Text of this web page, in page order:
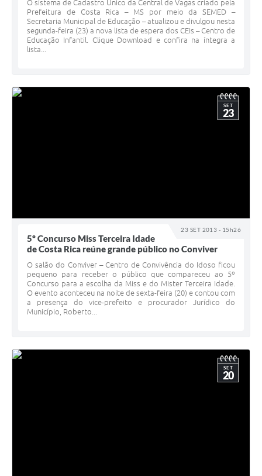
O sistema de Cadastro Único da Central de Vagas criado pela
Prefeitura de Costa Rica – MS por meio da SEMED –
Secretaria Municipal de Educação – atualizou e divulgou nesta
segunda-feira (23) a nova lista de espera dos CEIs – Centro de
Educação Infantil. Clique Download e confira na íntegra a
lista...
23 SET 2013 - 15h26
SET
23
5º Concurso Miss Terceira Idade
de Costa Rica reúne grande público no Conviver
O salão do Conviver – Centro de Convivência do Idoso ficou
pequeno para receber o público que compareceu ao 5º
Concurso para a escolha da Miss e do Mister Terceira Idade.
O evento aconteceu na noite de sexta-feira (20) e contou com
a presença do vice-prefeito e procurador Jurídico do
Município, Roberto...
SET
20